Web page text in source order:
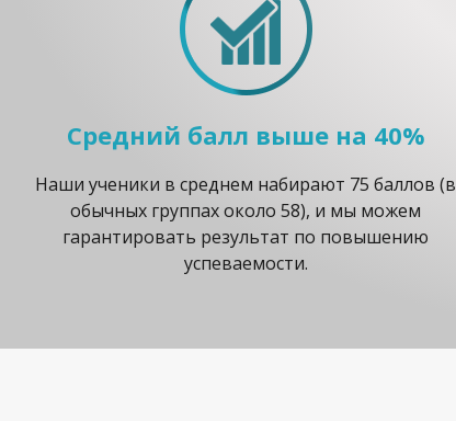
Средний балл выше на 40%
Наши ученики в среднем набирают 75 баллов (в
обычных группах около 58), и мы можем
гарантировать результат по повышению
успеваемости.